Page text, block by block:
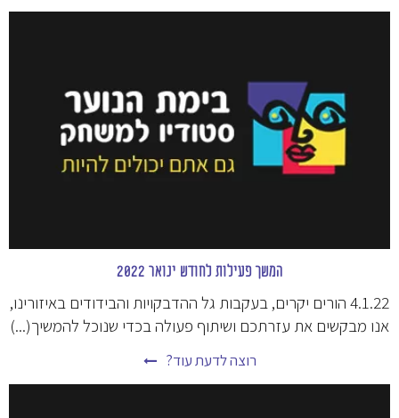
המשך פעילות לחודש ינואר 2022
4.1.22 הורים יקרים, בעקבות גל ההדבקויות והבידודים באיזורינו,
אנו מבקשים את עזרתכם ושיתוף פעולה בכדי שנוכל להמשיך(...)
רוצה לדעת עוד?